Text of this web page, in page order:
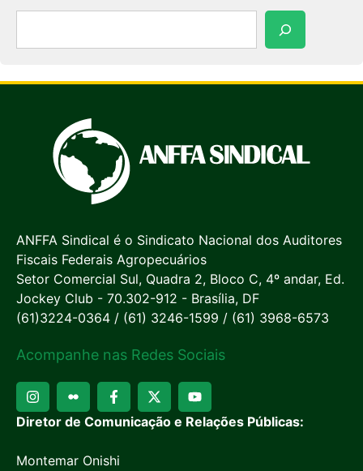
ANFFA Sindical é o Sindicato Nacional dos Auditores
Fiscais Federais Agropecuários
Setor Comercial Sul, Quadra 2, Bloco C, 4º andar, Ed.
Jockey Club - 70.302-912 - Brasília, DF
(61)3224-0364 / (61) 3246-1599 / (61) 3968-6573
Acompanhe nas Redes Sociais
Diretor de Comunicação e Relações Públicas:
Montemar Onishi